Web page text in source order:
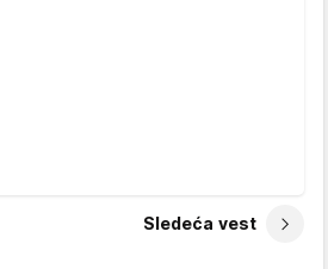
Sledeća vest